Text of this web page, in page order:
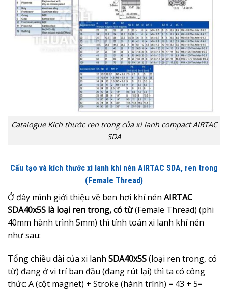
Catalogue Kích thước ren trong của xi lanh compact AIRTAC
SDA
Cấu tạo và kích thước xi lanh khí nén AIRTAC SDA, ren trong
(Female Thread)
Ở đây mình giới thiệu về ben hơi khí nén AIRTAC
SDA40x5S là loại ren trong, có từ(Female Thread) (phi
40mm hành trình 5mm) thì tính toán xi lanh khí nén
như sau:
Tổng chiều dài của xi lanh SDA40x5S(loại ren trong, có
từ) đang ở vi trí ban đầu (đang rút lại) thì ta có công
thức: A (cột magnet) + Stroke (hành trình) = 43 + 5=